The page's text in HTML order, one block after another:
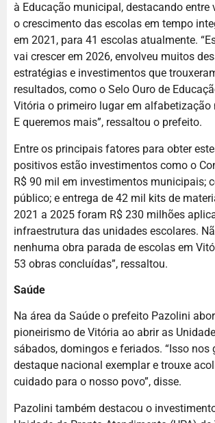
à Educação municipal, destacando entre
o crescimento das escolas em tempo
em 2021, para 41 escolas atualmente.
vai crescer em 2026, envolveu muitos
estratégias e investimentos que
resultados, como o Selo Ouro de
Vitória o primeiro lugar em alfabetização
E queremos mais”, ressaltou o prefeito.
Entre os principais fatores para obter
positivos estão investimentos como o
R$ 90 mil em investimentos municipais;
público; e entrega de 42 mil kits de
2021 a 2025 foram R$ 230 milhões
infraestrutura das unidades escolares.
nenhuma obra parada de escolas em
53 obras concluídas”, ressaltou.
Saúde
Na área da Saúde o prefeito Pazolini
pioneirismo de Vitória ao abrir as
sábados, domingos e feriados. “Isso nos
destaque nacional exemplar e trouxe
cuidado para o nosso povo”, disse.
Pazolini também destacou o